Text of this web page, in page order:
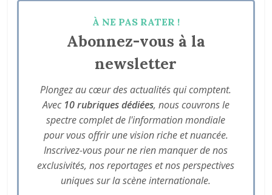
À NE PAS RATER !
Abonnez-vous à la
newsletter
Plongez au cœur des actualités qui comptent.
Avec 10 rubriques dédiées, nous couvrons le
spectre complet de l'information mondiale
pour vous offrir une vision riche et nuancée.
Inscrivez-vous pour ne rien manquer de nos
exclusivités, nos reportages et nos perspectives
uniques sur la scène internationale.